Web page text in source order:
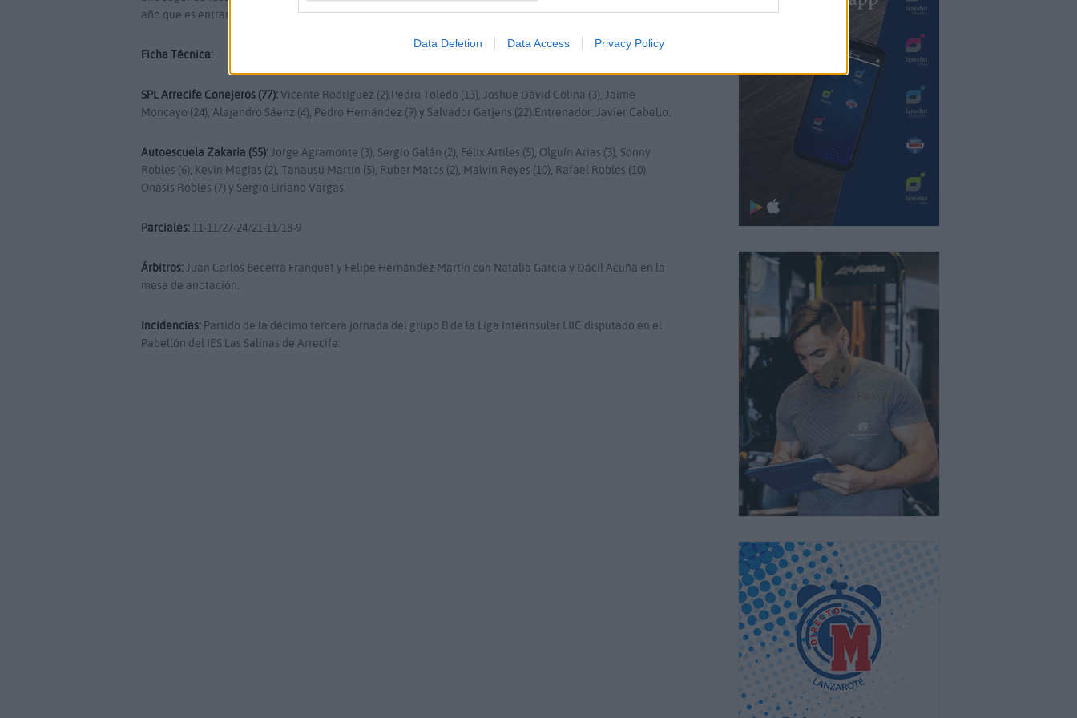
Data Deletion Data Access Privacy Policy
año que es entrar en playoff”, concluye Cabello.
Ficha Técnica:
SPL Arrecife Conejeros (77):Vicente Rodríguez (2),Pedro Toledo (13), Joshue David Colina (3), Jaime
Moncayo (24), Alejandro Sáenz (4), Pedro Hernández (9) y Salvador Gatjens (22).Entrenador: Javier Cabello.
Autoescuela Zakaria (55):Jorge Agramonte (3), Sergio Galán (2), Félix Artiles (5), Olguín Arias (3), Sonny
Robles (6), Kevin Megías (2), Tanausú Martín (5), Ruber Matos (2), Malvin Reyes (10), Rafael Robles (10),
Onasis Robles (7) y Sergio Liriano Vargas.
Parciales: 11-11/27-24/21-11/18-9
Árbitros:Juan Carlos Becerra Franquet y Felipe Hernández Martín con Natalia García y Dácil Acuña en la
mesa de anotación.
Incidencias: Partido de la décimo tercera jornada del grupo B de la Liga Interinsular LIIC disputado en el
Pabellón del IES Las Salinas de Arrecife.